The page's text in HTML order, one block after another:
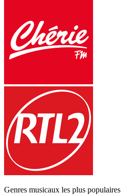
Genres musicaux les plus populaires